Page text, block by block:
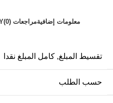
معلومات إضافيةمراجعات (0)
تقسيط المبلغ, كامل المبلغ نقدا
حسب الطلب